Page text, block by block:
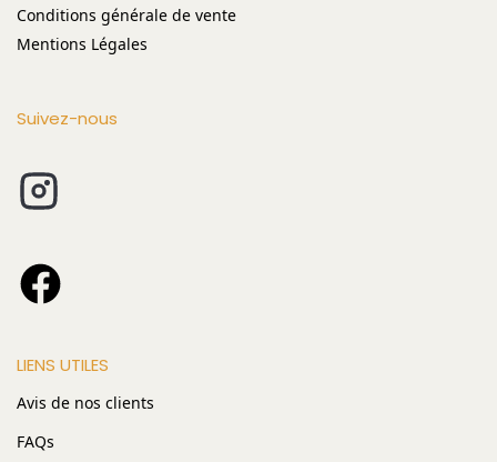
Conditions générale de vente
Mentions Légales
Suivez-nous
LIENS UTILES
Avis de nos clients
FAQs